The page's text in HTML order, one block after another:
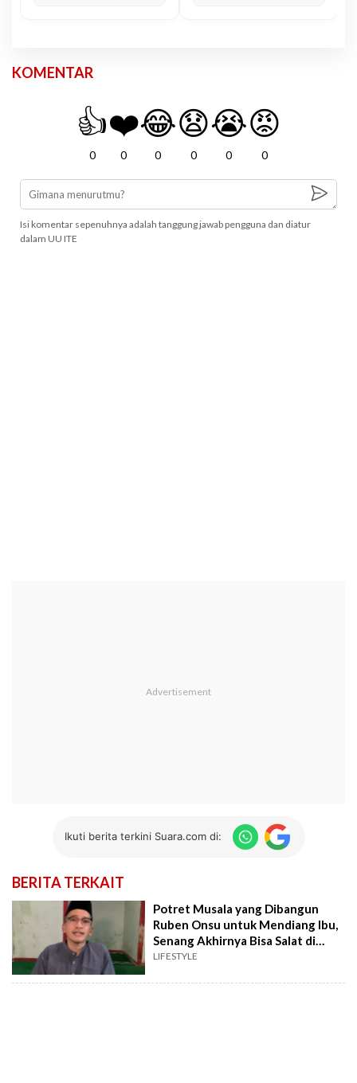
KOMENTAR
👍
0
❤️
0
😂
0
😧
0
😭
0
😡
0
Isi komentar sepenuhnya adalah tanggung jawab pengguna dan diatur
dalam UU ITE
Ikuti berita terkini Suara.com di:
BERITA TERKAIT
Potret Musala yang Dibangun
Ruben Onsu untuk Mendiang Ibu,
Senang Akhirnya Bisa Salat di
Sana!
LIFESTYLE